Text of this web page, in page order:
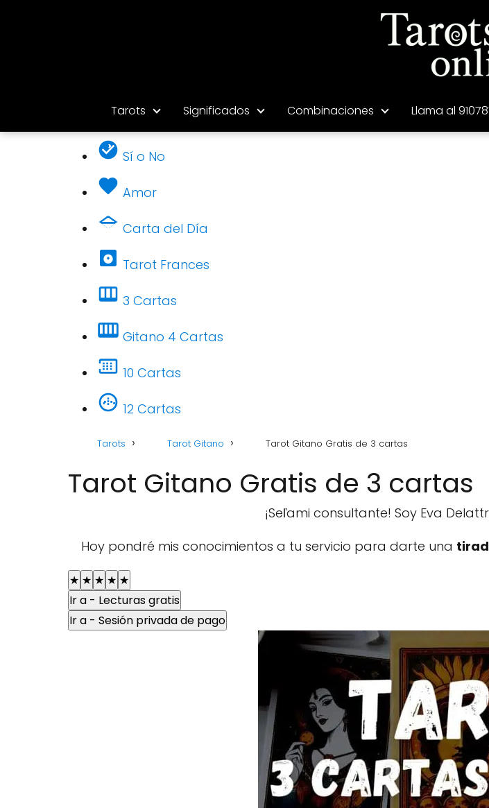
Tarots Significados Combinaciones Llama al
Sí o No
Amor
Carta del Día
Tarot Frances
3 Cartas
Gitano 4 Cartas
10 Cartas
12 Cartas
Tarots Tarot Gitano Tarot Gitano Gratis de 3 cartas
Tarot Gitano Gratis de 3 cartas
¡Seľami consultante! Soy Eva
Hoy pondré mis conocimientos a tu servicio para darte una
★ ★ ★ ★ ★
Ir a - Lecturas gratis
Ir a - Sesión privada de pago